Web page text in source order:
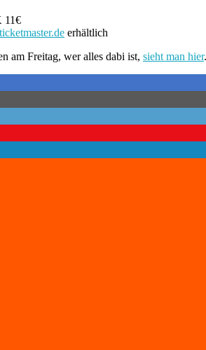
11€
erhältlich
am Freitag, wer alles dabi ist, sieht man hier.